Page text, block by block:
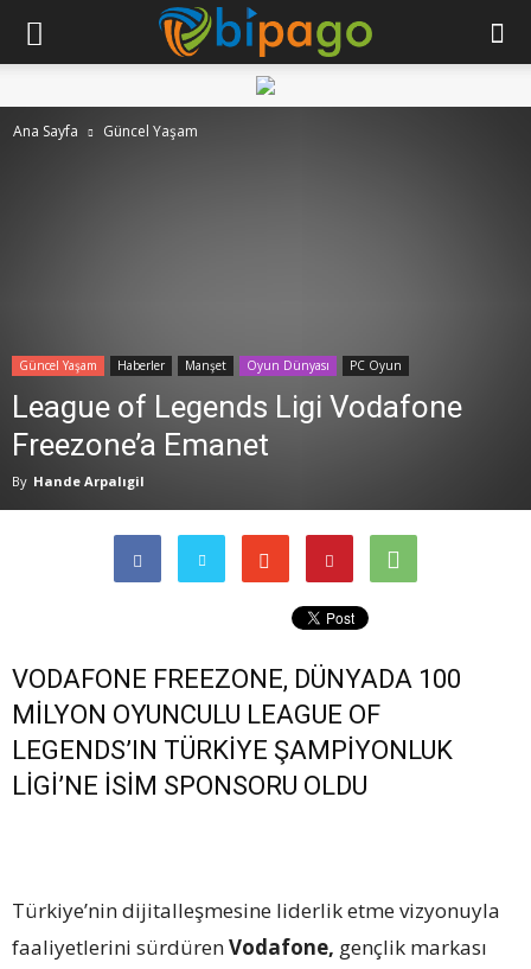
Ana Sayfa Güncel Yaşam
Güncel Yaşam Haberler Manşet Oyun Dünyası PC Oyun
League of Legends Ligi Vodafone
Freezone’a Emanet
By Hande Arpalıgil
VODAFONE FREEZONE, DÜNYADA 100
MİLYON OYUNCULU LEAGUE OF
LEGENDS’IN TÜRKİYE ŞAMPİYONLUK
LİGİ’NE İSİM SPONSORU OLDU
Türkiye’nin dijitalleşmesine liderlik etme vizyonuyla
faaliyetlerini sürdürenVodafone, gençlik markası